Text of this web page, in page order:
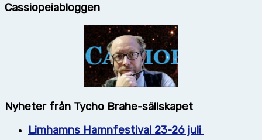
Cassiopeiabloggen
Nyheter från Tycho Brahe-sällskapet
Limhamns Hamnfestival 23-26 juli